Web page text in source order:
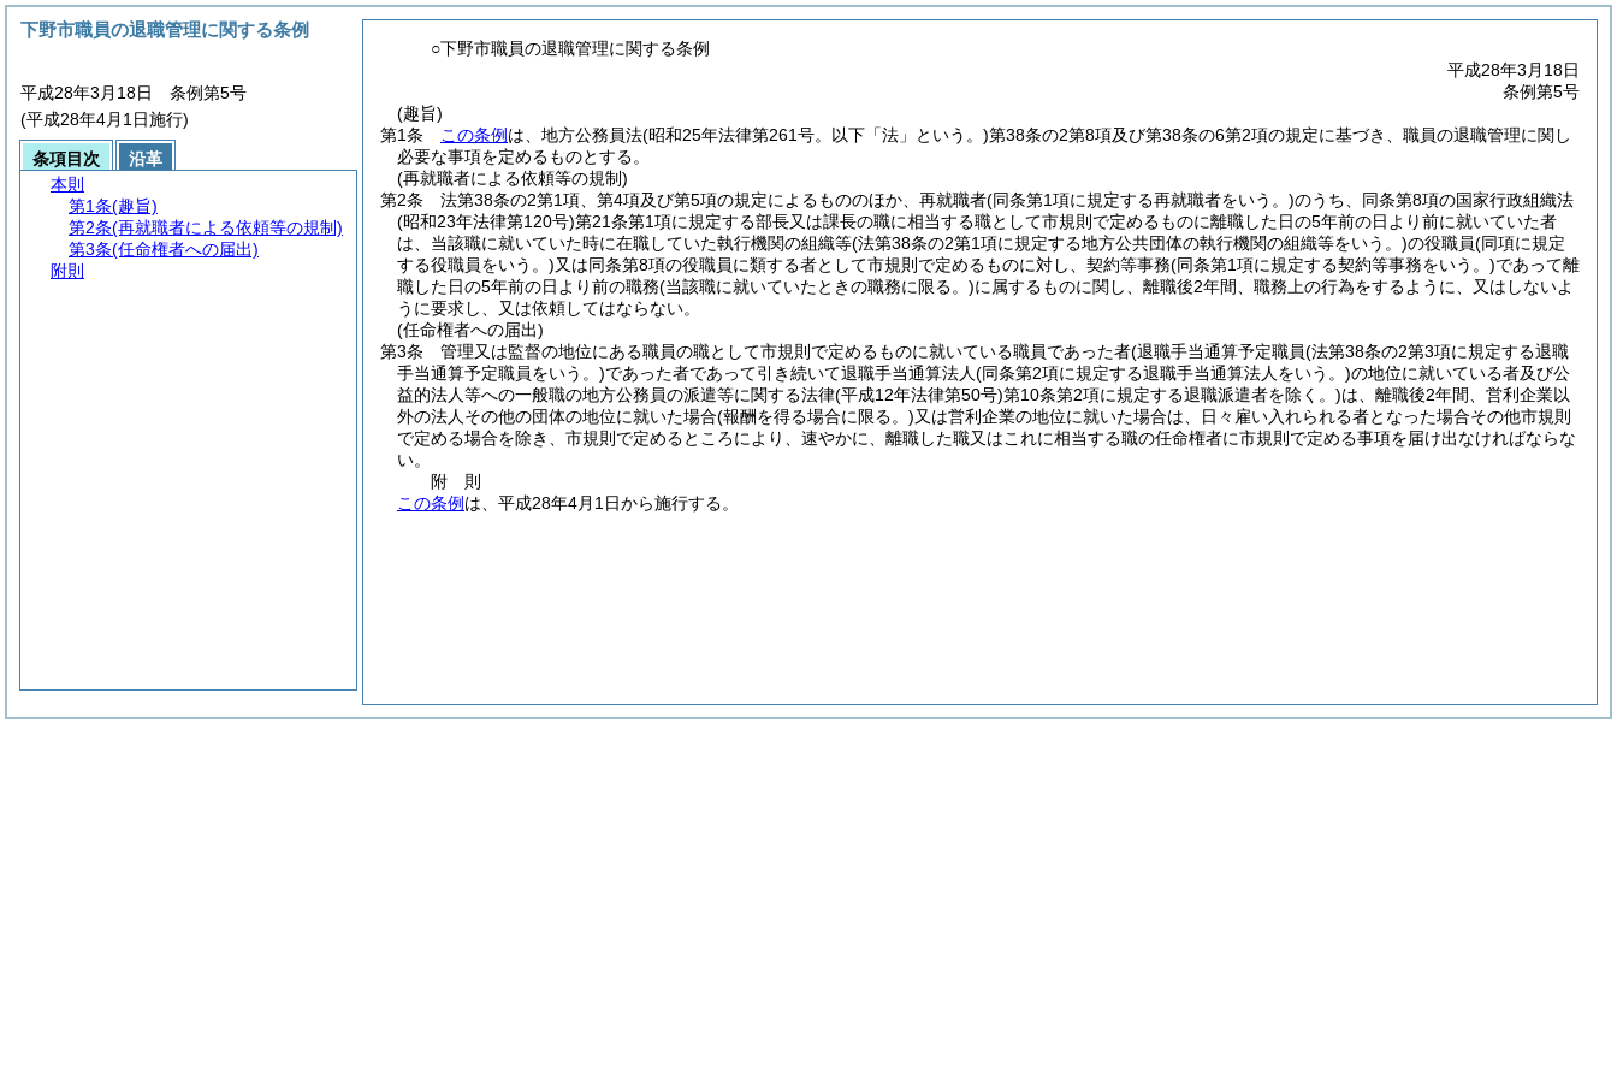
○下野市職員の退職管理に関する条例
平成28年3月18日
条例第5号
(趣旨)
第1条
この条例 は、地方公務員法(昭和25年法律第261号。以下「法」という。)第38条の2第8項及び第38条の6第2項の規定に基づき、職員の退職管理に関し
必要な事項を定めるものとする。
(再就職者による依頼等の規制)
第2条
法第38条の2第1項、第4項及び第5項の規定によるもののほか、再就職者(同条第1項に規定する再就職者をいう。)のうち、同条第8項の国家行政組織法
(昭和23年法律第120号)第21条第1項に規定する部長又は課長の職に相当する職として市規則で定めるものに離職した日の5年前の日より前に就いていた者
は、当該職に就いていた時に在職していた執行機関の組織等(法第38条の2第1項に規定する地方公共団体の執行機関の組織等をいう。)の役職員(同項に規定
する役職員をいう。)又は同条第8項の役職員に類する者として市規則で定めるものに対し、契約等事務(同条第1項に規定する契約等事務をいう。)であって離
職した日の5年前の日より前の職務(当該職に就いていたときの職務に限る。)に属するものに関し、離職後2年間、職務上の行為をするように、又はしないよ
うに要求し、又は依頼してはならない。
(任命権者への届出)
第3条
管理又は監督の地位にある職員の職として市規則で定めるものに就いている職員であった者(退職手当通算予定職員(法第38条の2第3項に規定する退職
手当通算予定職員をいう。)であった者であって引き続いて退職手当通算法人(同条第2項に規定する退職手当通算法人をいう。)の地位に就いている者及び公
益的法人等への一般職の地方公務員の派遣等に関する法律(平成12年法律第50号)第10条第2項に規定する退職派遣者を除く。)は、離職後2年間、営利企業以
外の法人その他の団体の地位に就いた場合(報酬を得る場合に限る。)又は営利企業の地位に就いた場合は、日々雇い入れられる者となった場合その他市規則
で定める場合を除き、市規則で定めるところにより、速やかに、離職した職又はこれに相当する職の任命権者に市規則で定める事項を届け出なければならな
い。
附 則
この条例 は、平成28年4月1日から施行する。
下野市職員の退職管理に関する条例
平成28年3月18日 条例第5号
(平成28年4月1日施行)
条項目次
沿革
本則
第1条(趣旨)
第2条(再就職者による依頼等の規制)
第3条(任命権者への届出)
附則